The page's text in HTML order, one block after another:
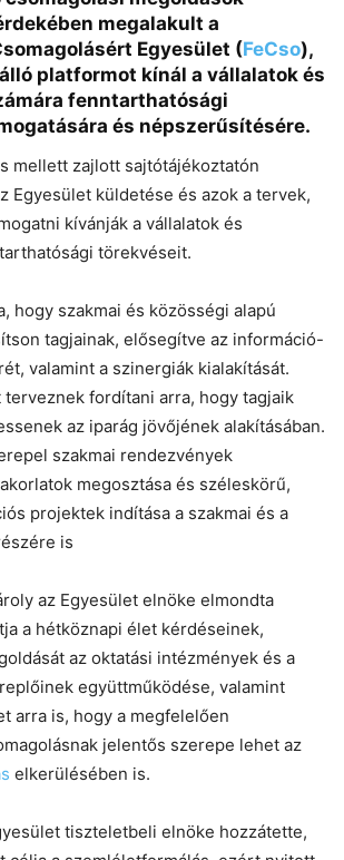
megalakult a
Egyesület (FeCso),
platformot kínál a vállalatok és
fenntarthatósági
és népszerűsítésére.
mellett zajlott sajtótájékoztatón
Egyesület küldetése és azok a tervek,
kívánják a vállalatok és
törekvéseit.
hogy szakmai és közösségi alapú
tagjainak, elősegítve az információ-
valamint a szinergiák kialakítását.
fordítani arra, hogy tagjaik
az iparág jövőjének alakításában.
szakmai rendezvények
megosztása és széleskörű,
projektek indítása a szakmai és a
is
az Egyesület elnöke elmondta
a hétköznapi élet kérdéseinek,
az oktatási intézmények és a
együttműködése, valamint
arra is, hogy a megfelelően
jelentős szerepe lehet az
elkerülésében is.
tiszteletbeli elnöke hozzátette,